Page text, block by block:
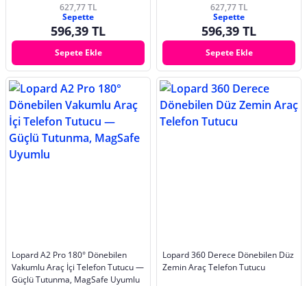
627,77 TL
Sepette
596,39 TL
Sepete Ekle
627,77 TL
Sepette
596,39 TL
Sepete Ekle
Lopard A2 Pro 180° Dönebilen
Vakumlu Araç İçi Telefon Tutucu —
Güçlü Tutunma, MagSafe Uyumlu
Lopard 360 Derece Dönebilen Düz
Zemin Araç Telefon Tutucu